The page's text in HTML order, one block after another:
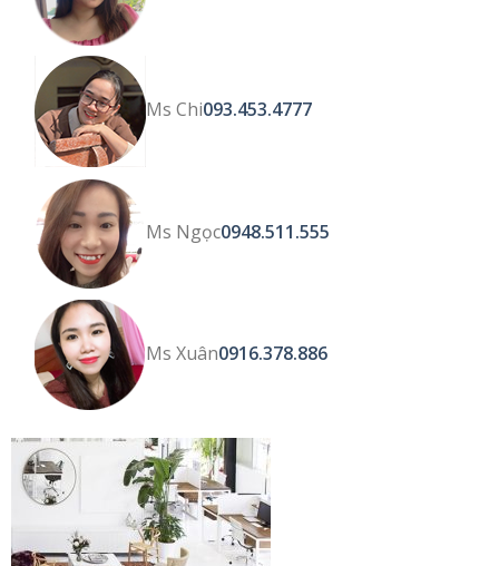
Ms Chi093.453.4777
Ms Ngọc0948.511.555
Ms Xuân0916.378.886